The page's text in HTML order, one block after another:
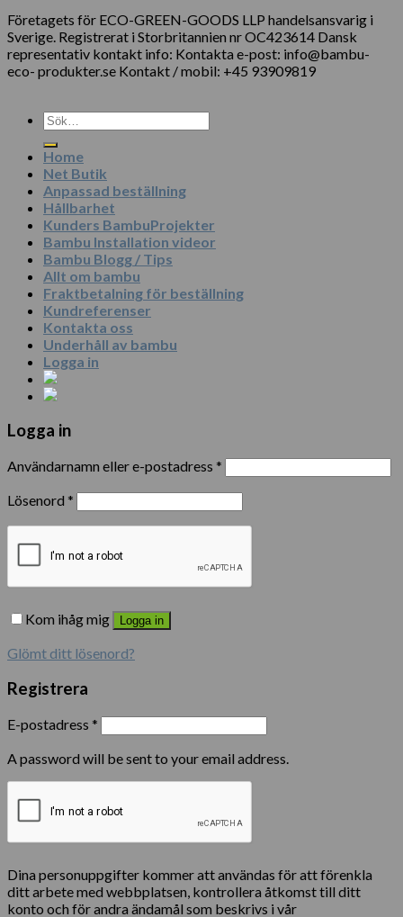
Företagets för ECO-GREEN-GOODS LLP handelsansvarig i
Sverige. Registrerat i Storbritannien nr OC423614 Dansk
representativ kontakt info: Kontakta e-post: info@bambu-
eco- produkter.se Kontakt / mobil: +45 93909819
Sök
efter:
Home
Net Butik
Anpassad beställning
Hållbarhet
Kunders BambuProjekter
Bambu Installation videor
Bambu Blogg / Tips
Allt om bambu
Fraktbetalning för beställning
Kundreferenser
Kontakta oss
Underhåll av bambu
Logga in
Logga in
Användarnamn eller e-postadress *
Lösenord *
Kom ihåg mig Logga in
Glömt ditt lösenord?
Registrera
E-postadress *
A password will be sent to your email address.
Dina personuppgifter kommer att användas för att förenkla
ditt arbete med webbplatsen, kontrollera åtkomst till ditt
konto och för andra ändamål som beskrivs i vår